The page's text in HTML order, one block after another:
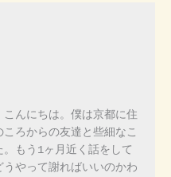
こんにちは。僕は京都に住
ろからの友達と些細なこ
もう1ヶ月近く話をして
やって謝ればいいのかわ